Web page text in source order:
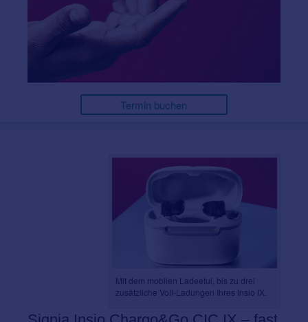
Termin buchen
Mit dem mobilen Ladeetui, bis zu drei
zusätzliche Voll-Ladungen Ihres Insio IX.